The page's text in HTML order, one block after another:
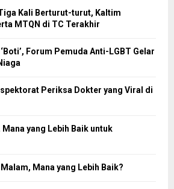
Kali Berturut-turut, Kaltim
MTQN di TC Terakhir
Forum Pemuda Anti-LGBT Gelar
Periksa Dokter yang Viral di
Mana yang Lebih Baik untuk
Mana yang Lebih Baik?